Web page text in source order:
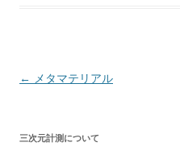
投
ビ
← メタマテリアル
三次元計測について